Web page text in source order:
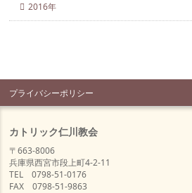
2016年
プライバシーポリシー
カトリック仁川教会
〒663-8006
兵庫県西宮市段上町4-2-11
TEL 0798-51-0176
FAX 0798-51-9863